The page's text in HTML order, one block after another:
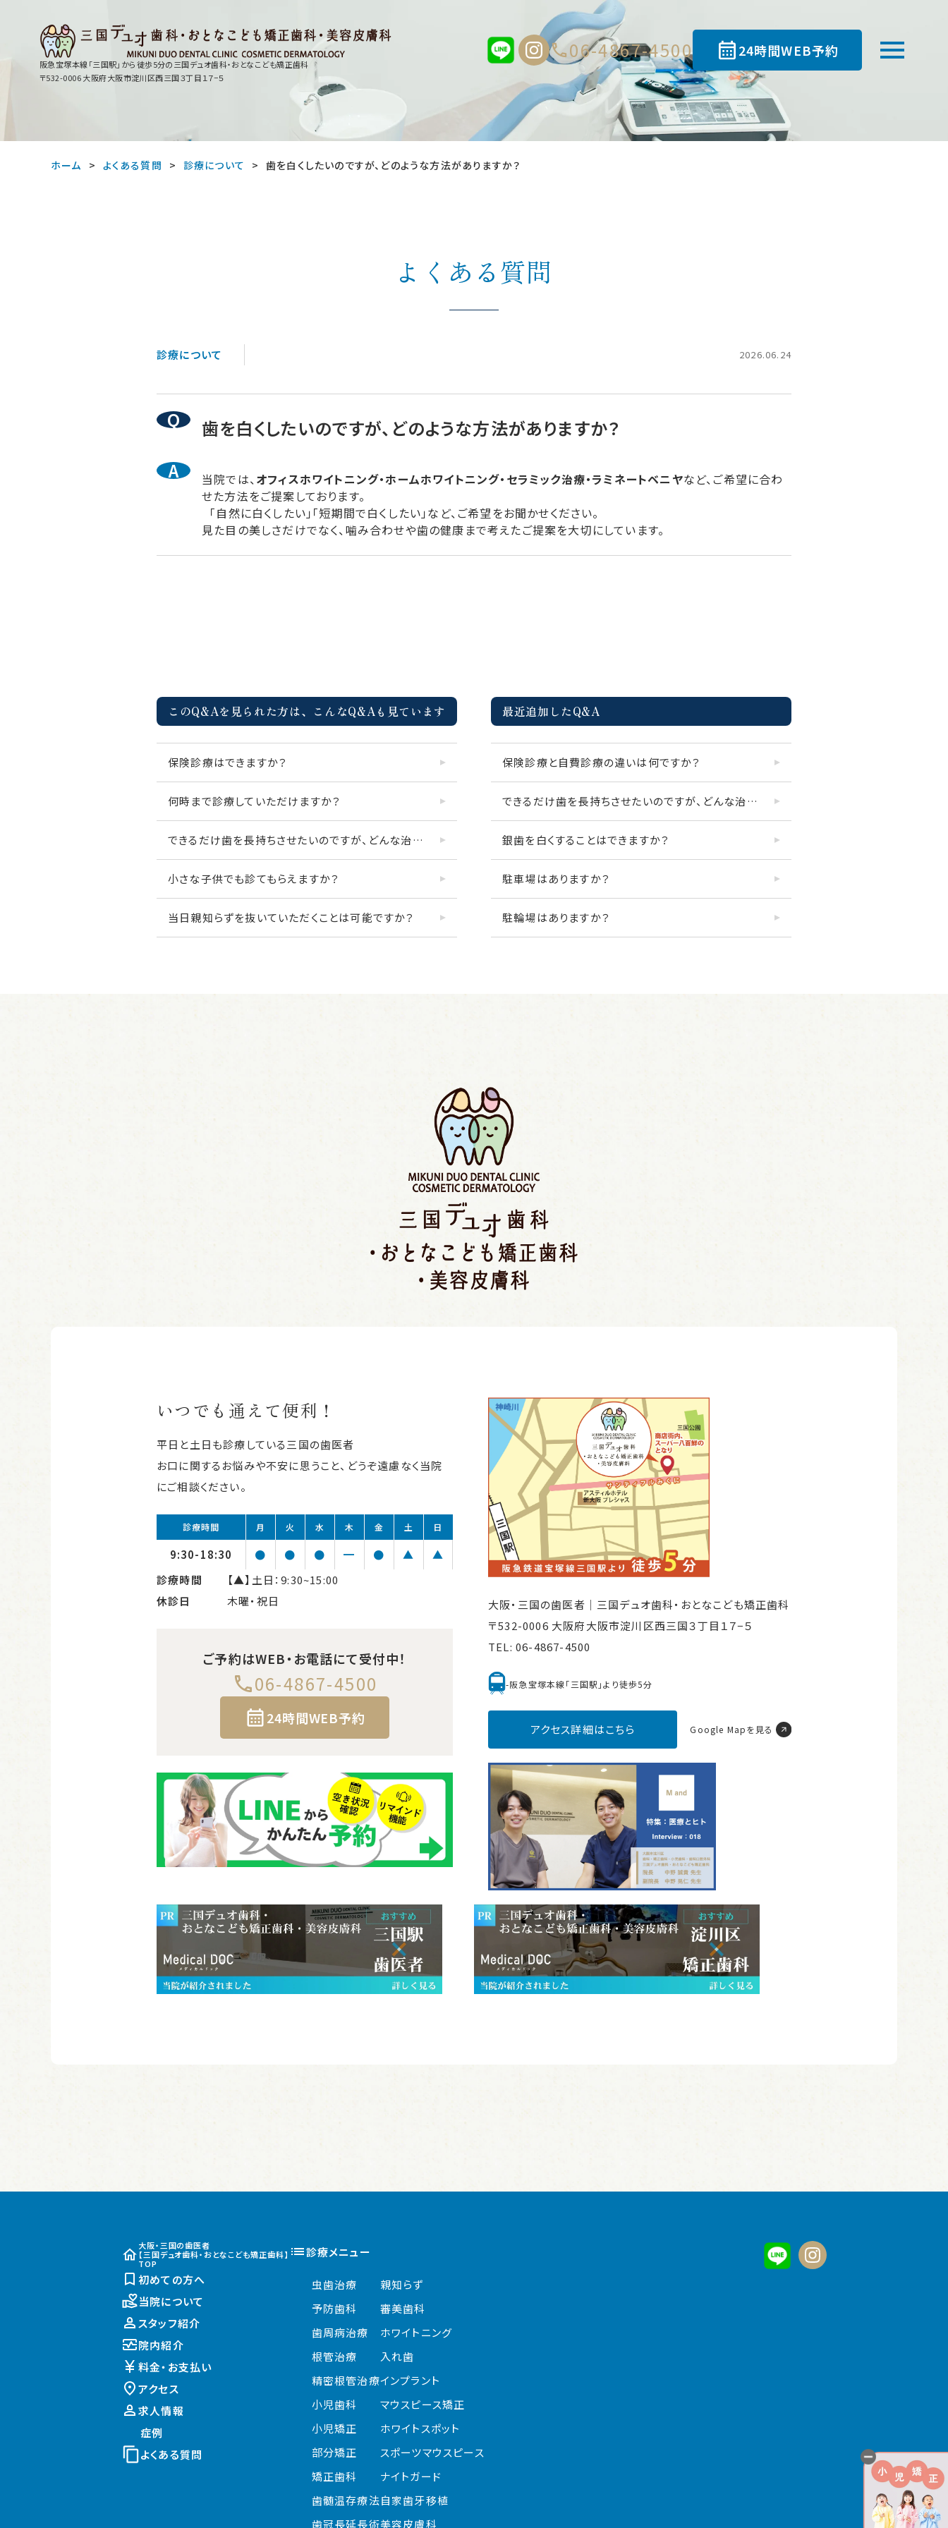
阪急宝塚本線「三国駅」から徒歩5分の三国デュオ歯科・おとなこども矯正歯科
〒532-0006 大阪府大阪市淀川区西三国３丁目１７−５
06-4867-4500 24時間WEB予約
ホーム よくある質問 診療について 歯を白くしたいのですが、どのような方法がありますか？
よくある質問
診療について 2026.06.24
歯を白くしたいのですが、どのような方法がありますか？
当院では、オフィスホワイトニング・ホームホワイトニング・セラミック治療・ラミネートベニヤなど、ご希望に合わ
せた方法をご提案しております。
「自然に白くしたい」「短期間で白くしたい」など、ご希望をお聞かせください。
見た目の美しさだけでなく、噛み合わせや歯の健康まで考えたご提案を大切にしています。
このQ&Aを見られた方は、こんなQ&Aも見ています
保険診療はできますか？
何時まで診療していただけますか？
できるだけ歯を長持ちさせたいのですが、どんな治療がありますか？
小さな子供でも診てもらえますか？
当日親知らずを抜いていただくことは可能ですか？
最近追加したQ&A
保険診療と自費診療の違いは何ですか？
できるだけ歯を長持ちさせたいのですが、どんな治療がありますか？
銀歯を白くすることはできますか？
駐車場はありますか？
駐輪場はありますか？
いつでも通えて便利！
平日と土日も診療している三国の歯医者
お口に関するお悩みや不安に思うこと、どうぞ遠慮なく当院
にご相談ください。
診療時間 月 火 水 木 金 土 日
9:30-18:30 ● ● ● ━ ● ▲
▲
診療時間
【▲】土日：9:30~15:00
休診日
木曜・祝日
ご予約はWEB・お電話にて受付中！
06-4867-4500
24時間WEB予約
大阪・三国の歯医者｜ 三国デュオ歯科・おとなこども矯正歯科
〒532-0006 大阪府大阪市淀川区西三国３丁目１７−５
TEL: 06-4867-4500
-阪急宝塚本線「三国駅」より徒歩5分
アクセス詳細はこちら Google Mapを見る
大阪・三国の歯医者
【三国デュオ歯科・おとなこども矯正歯科】
TOP
初めての方へ
当院について
スタッフ紹介
院内紹介
料金・お支払い
アクセス
求人情報
症例
よくある質問
診療メニュー
虫歯治療
予防歯科
歯周病治療
根管治療
精密根管治療
小児歯科
小児矯正
部分矯正
矯正歯科
歯髄温存療法
歯冠長延長術
親知らず
審美歯科
ホワイトニング
入れ歯
インプラント
マウスピース矯正
ホワイトスポット
スポーツマウスピース
ナイトガード
自家歯牙移植
美容皮膚科